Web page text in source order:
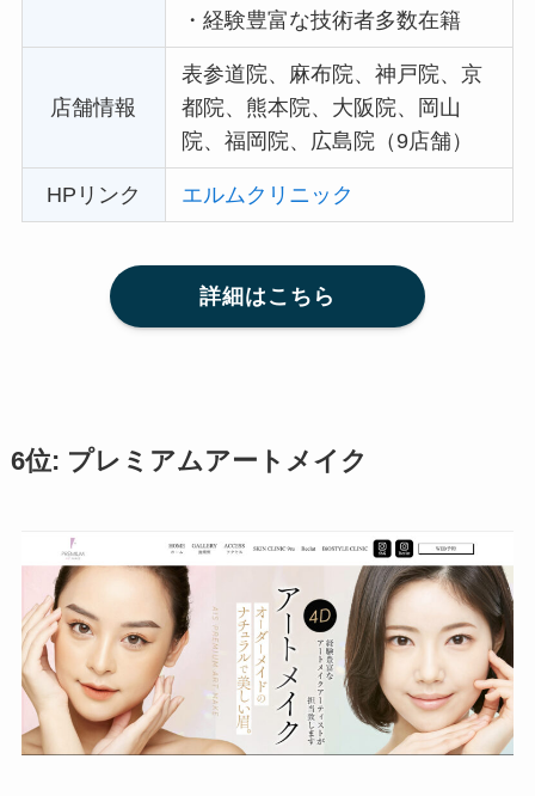
・経験豊富な技術者多数在籍
店舗情報
表参道院、麻布院、神戸院、京
都院、熊本院、大阪院、岡山
院、福岡院、広島院（9店舗）
HPリンク エルムクリニック
詳細はこちら
6位: プレミアムアートメイク